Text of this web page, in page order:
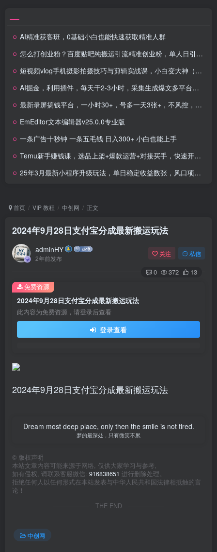
AI精准获客班，0基础小白也能快速获取精准人群
怎么打创业粉？百度贴吧纯搬运引流精准创业粉，单人日引500+精准流量
短视频vlog手机摄影拍摄技巧与剪辑实战课，小白变大神（18节课）
AI掘金，利用插件，每天干2-3小时，采集生成爆文多平台发布，一人可管…
最新录屏搞钱平台，一小时30+，号多一天3张+，不风控，无需提现直接到账
EmEditor文本编辑器v25.0.0专业版
一条广告十秒钟 一条五毛钱 日入300+ 小白也能上手
Temu新手赚钱课，选品上架+爆款运营+对接买手，快速开店出单，新手也能月入5000+
25年3月最新小程序升级玩法，单日稳定收益数张，风口项目，一个手机轻松操作
首页 VIP 教程 中创网 正文
2024年9月28日支付宝分成最新搬运玩法
adminHY
2年前发布
关注 私信
0 372 13
2024年9月28日支付宝分成最新搬运玩法
此内容为免费资源，请登录后查看
登录查看
免费资源
2024年9月28日支付宝分成最新搬运玩法
Dream most deep place, only then the smile is not tired.
梦的最深处，只有微笑不累
© 版权声明
本站文章内容可能来源于网络, 仅供大家学习与参考,
如有侵权, 请联系客服微信: 916838651 进行删除处理。
拒绝任何人以任何形式在本站发表与中华人民共和国法律相抵触的言
论！
THE END
中创网